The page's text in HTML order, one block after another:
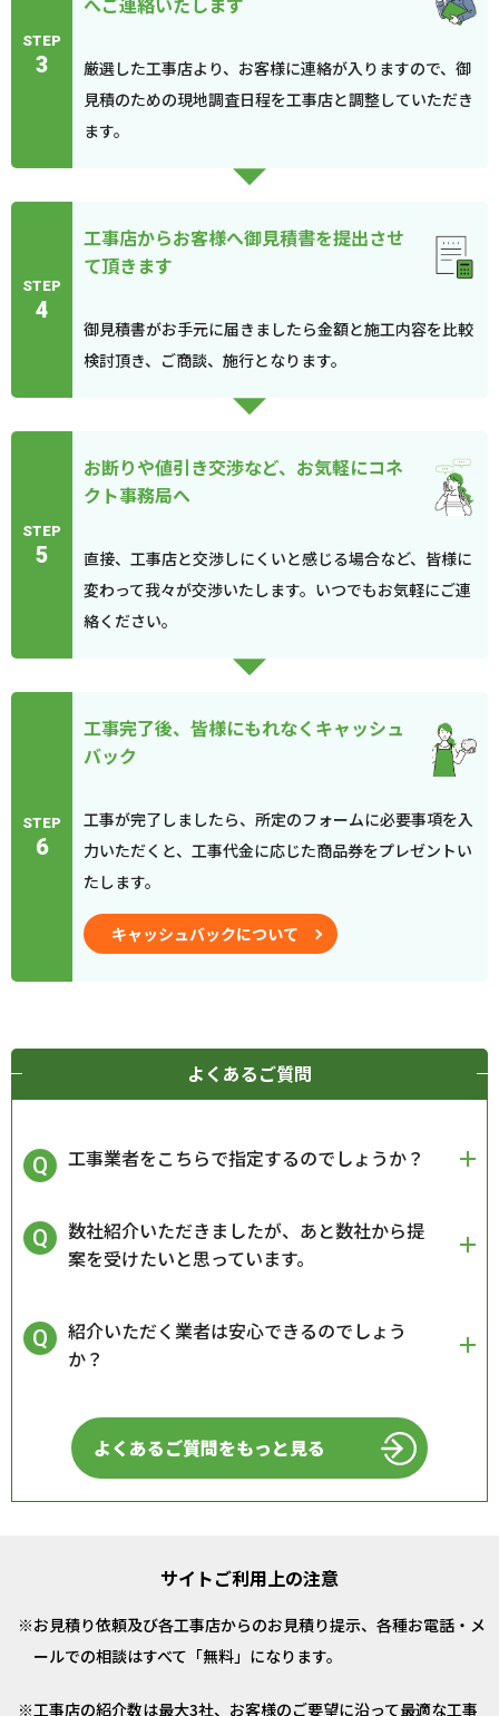
STEP
3
厳選した工事店より、お客様に連絡が入りますので、御
見積のための現地調査日程を工事店と調整していただき
ます。
STEP
4
工事店からお客様へ御見積書を提出させ
て頂きます
御見積書がお手元に届きましたら金額と施工内容を比較
検討頂き、ご商談、施行となります。
STEP
5
お断りや値引き交渉など、お気軽にコネ
クト事務局へ
直接、工事店と交渉しにくいと感じる場合など、皆様に
変わって我々が交渉いたします。いつでもお気軽にご連
絡ください。
STEP
6
工事完了後、皆様にもれなくキャッシュ
バック
工事が完了しましたら、所定のフォームに必要事項を入
力いただくと、工事代金に応じた商品券をプレゼントい
たします。
キャッシュバックについて
よくあるご質問
工事業者をこちらで指定するのでしょうか？
数社紹介いただきましたが、あと数社から提
案を受けたいと思っています。
紹介いただく業者は安心できるのでしょう
か？
よくあるご質問をもっと見る
サイトご利用上の注意
お見積り依頼及び各工事店からのお見積り提示、各種お電話・メ
ールでの相談はすべて「無料」になります。
工事店の紹介数は最大3社、お客様のご要望に沿って最適な工事